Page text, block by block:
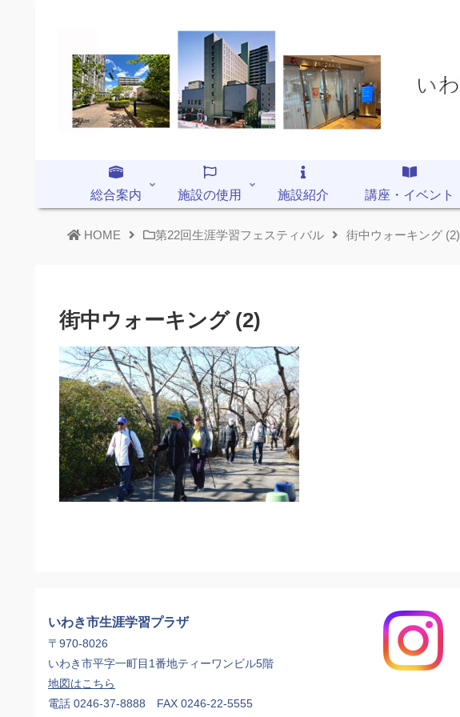
総合案内 施設の使用 施設紹介 講座・イベント
HOME 第22回生涯学習フェスティバル 街中ウォーキング (2)
街中ウォーキング (2)
いわき市生涯学習プラザ
〒970-8026
いわき市平字一町目1番地ティーワンビル5階
地図はこちら
電話 0246-37-8888 FAX 0246-22-5555